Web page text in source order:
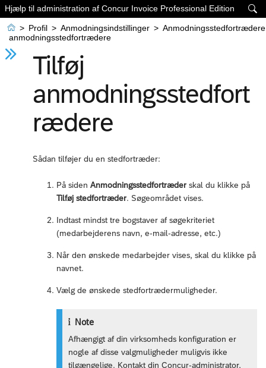

Hjælp til administration af Concur Invoice Professional Edition
 > Profil > Anmodningsindstillinger > Anmodningsstedfortrædere
anmodningsstedfortrædere
Tilføj
anmodningsstedfort
rædere
Sådan tilføjer du en stedfortræder:
På siden Anmodningsstedfortræder skal du klikke på
Tilføj stedfortræder. Søgeområdet vises.
Indtast mindst tre bogstaver af søgekriteriet
(medarbejderens navn, e-mail-adresse, etc.)
Når den ønskede medarbejder vises, skal du klikke på
navnet.
Vælg de ønskede stedfortrædermuligheder.
Note
Afhængigt af din virksomheds konfiguration er
nogle af disse valgmuligheder muligvis ikke
tilgængelige. Kontakt din Concur-administrator,